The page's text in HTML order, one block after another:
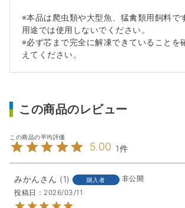
※本品は爬虫類や大型魚、猛禽類用飼料で
用途では使用しないでください。
※必ず芯まで完全に解凍できていることを
えてください。
この商品のレビュー
5.00 1
みかん 1 購入者
非公開
投稿日
2026/03/11